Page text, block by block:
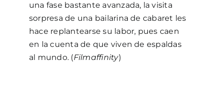
una fase bastante avanzada, la visita
sorpresa de una bailarina de cabaret les
hace replantearse su labor, pues caen
en la cuenta de que viven de espaldas
al mundo. (Filmaffinity)